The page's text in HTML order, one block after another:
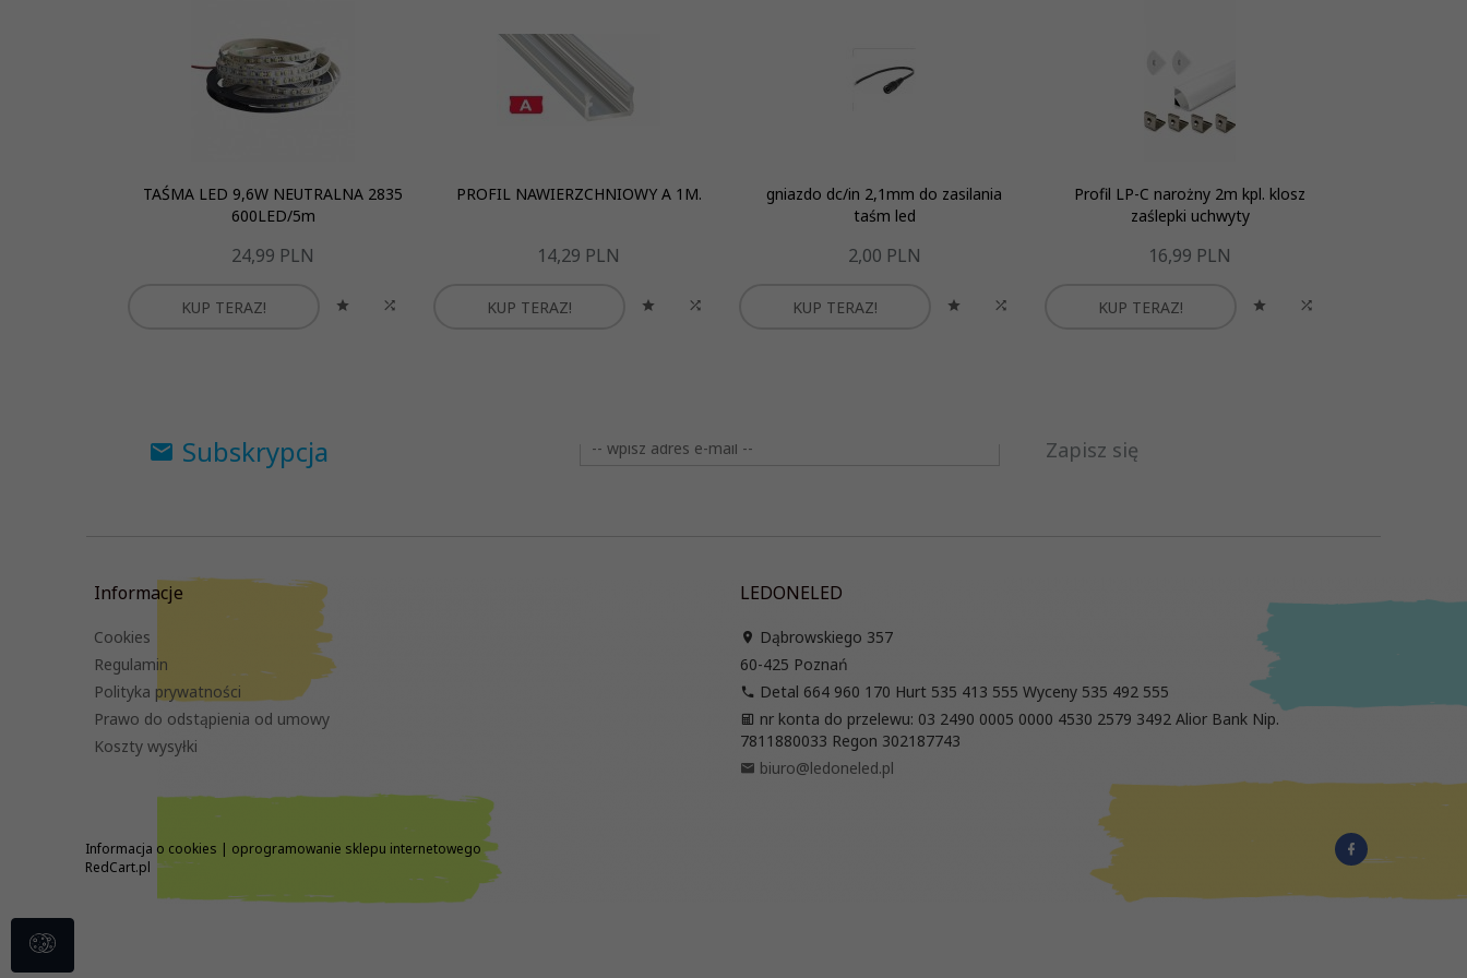
TAŚMA LED 9,6W NEUTRALNA 2835
600LED/5m
24,99 PLN
KUP TERAZ!
PROFIL NAWIERZCHNIOWY A 1M.
14,29 PLN
KUP TERAZ!
gniazdo dc/in 2,1mm do zasilania
taśm led
2,00 PLN
KUP TERAZ!
Profil LP-C narożny 2m kpl. klosz
zaślepki uchwyty
16,99 PLN
KUP TERAZ!
Subskrypcja Zapisz się
Informacje
Cookies
Regulamin
Polityka prywatności
Prawo do odstąpienia od umowy
Koszty wysyłki
LEDONELED
Dąbrowskiego 357
60-425 Poznań
Detal 664 960 170 Hurt 535 413 555 Wyceny 535 492 555
nr konta do przelewu: 03 2490 0005 0000 4530 2579 3492 Alior Bank Nip.
7811880033 Regon 302187743
biuro@ledoneled.pl
Informacja o cookies | oprogramowanie sklepu internetowego
RedCart.pl